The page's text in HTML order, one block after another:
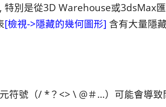
特別是從3D Warehouse或3dsMax
[檢視->隱藏的幾何圖形] 含有大量隱
符號（/ *？<> \ @＃…）可能會導致